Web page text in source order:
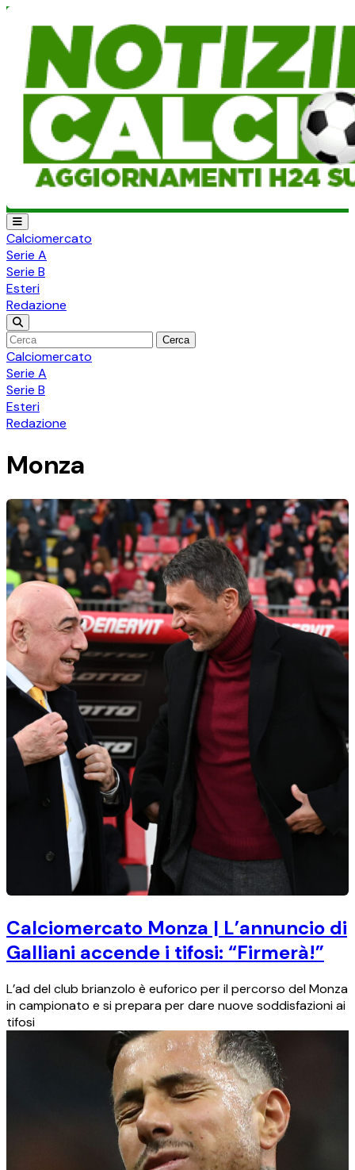
Calciomercato
Serie A
Serie B
Esteri
Redazione
Cerca
Calciomercato
Serie A
Serie B
Esteri
Redazione
Monza
Calciomercato Monza | L’annuncio di
Galliani accende i tifosi: “Firmerà!”
L’ad del club brianzolo è euforico per il percorso del Monza
in campionato e si prepara per dare nuove soddisfazioni ai
tifosi